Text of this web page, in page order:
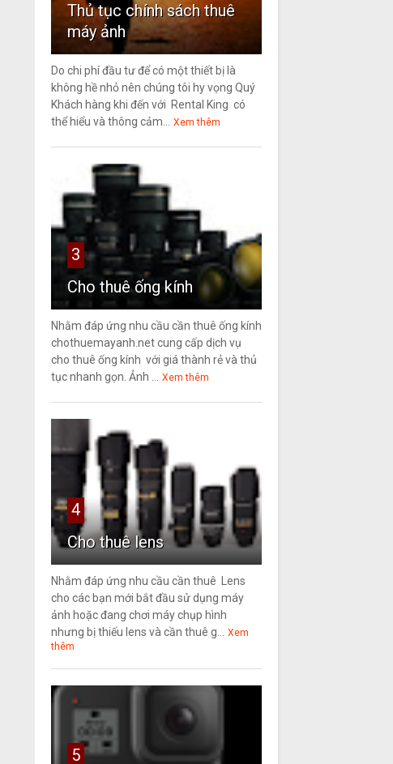
Thủ tục chính sách thuê
máy ảnh
Do chi phí đầu tư để có một thiết bị là
không hề nhỏ nên chúng tôi hy vọng Quý
Khách hàng khi đến với Rental King có
thể hiểu và thông cảm... Xem thêm
3
Cho thuê ống kính
Nhằm đáp ứng nhu cầu cần thuê ống kính
chothuemayanh.net cung cấp dịch vụ
cho thuê ống kính với giá thành rẻ và thủ
tục nhanh gọn. Ảnh ... Xem thêm
4
Cho thuê lens
Nhằm đáp ứng nhu cầu cần thuê Lens
cho các bạn mới bắt đầu sử dụng máy
ảnh hoặc đang chơi máy chụp hình
nhưng bị thiếu lens và cần thuê g... Xem
thêm
5